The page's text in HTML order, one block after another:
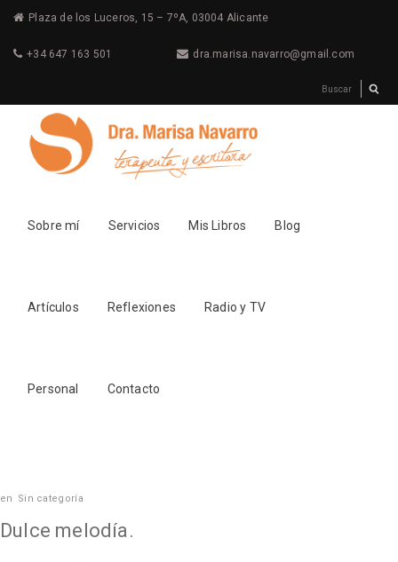
Plaza de los Luceros, 15 – 7ºA, 03004 Alicante
+34 647 163 501 dra.marisa.navarro@gmail.com
Sobre mí Servicios Mis Libros Blog
Artículos Reflexiones Radio y TV
Personal Contacto
en Sin categoría
Dulce melodía.